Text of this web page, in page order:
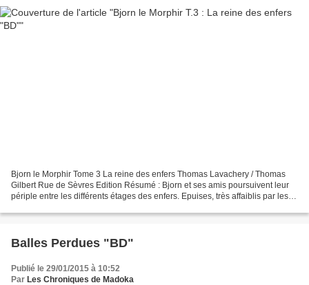
Bjorn le Morphir Tome 3 La reine des enfers Thomas Lavachery / Thomas
Gilbert Rue de Sèvres Edition Résumé : Bjorn et ses amis poursuivent leur
périple entre les différents étages des enfers. Epuises, très affaiblis par les
Balles Perdues "BD"
Publié le 29/01/2015 à 10:52
Par Les Chroniques de Madoka